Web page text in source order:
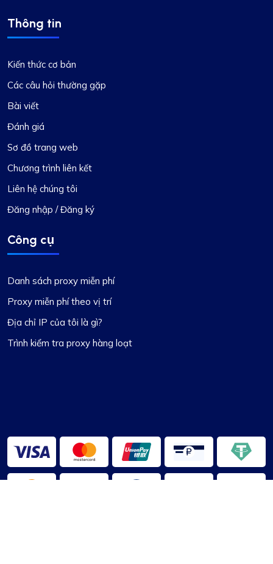
Thông tin
Kiến thức cơ bản
Các câu hỏi thường gặp
Bài viết
Đánh giá
Sơ đồ trang web
Chương trình liên kết
Liên hệ chúng tôi
Đăng nhập / Đăng ký
Công cụ
Danh sách proxy miễn phí
Proxy miễn phí theo vị trí
Địa chỉ IP của tôi là gì?
Trình kiểm tra proxy hàng loạt